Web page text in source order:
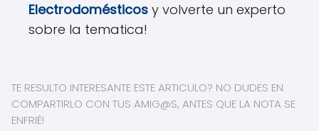
Electrodomésticos y volverte un experto
sobre la tematica!
TE RESULTO INTERESANTE ESTE ARTICULO? NO DUDES EN
COMPARTIRLO CON TUS AMIG@S, ANTES QUE LA NOTA SE
ENFRIÉ!